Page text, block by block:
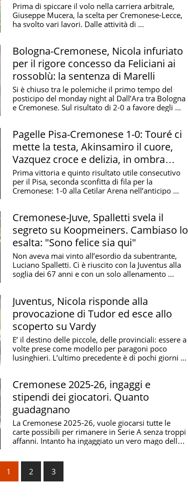
Prima di spiccare il volo nella carriera arbitrale,
Giuseppe Mucera, la scelta per Cremonese-Lecce,
ha svolto vari lavori. Dalle attività di ...
Bologna-Cremonese, Nicola infuriato
per il rigore concesso da Feliciani ai
rossoblù: la sentenza di Marelli
Si è chiuso tra le polemiche il primo tempo del
posticipo del monday night al Dall’Ara tra Bologna
e Cremonese. Sul risultato di 2-0 a favore degli ...
Pagelle Pisa-Cremonese 1-0: Touré ci
mette la testa, Akinsamiro il cuore,
Vazquez croce e delizia, in ombra
Vardy
Prima vittoria e quinto risultato utile consecutivo
per il Pisa, seconda sconfitta di fila per la
Cremonese: 1-0 alla Cetilar Arena nell’anticipo ...
Cremonese-Juve, Spalletti svela il
segreto su Koopmeiners. Cambiaso lo
esalta: "Sono felice sia qui"
Non aveva mai vinto all’esordio da subentrante,
Luciano Spalletti. Ci è riuscito con la Juventus alla
soglia dei 67 anni e con un solo allenamento ...
Juventus, Nicola risponde alla
provocazione di Tudor ed esce allo
scoperto su Vardy
E’ il destino delle piccole, delle provinciali: essere a
volte prese come modello per paragoni poco
lusinghieri. L’ultimo precedente è di pochi giorni ...
Cremonese 2025-26, ingaggi e
stipendi dei giocatori. Quanto
guadagnano
La Cremonese 2025-26, vuole giocarsi tutte le
carte possibili per rimanere in Serie A senza troppi
affanni. Intanto ha ingaggiato un vero mago della
1 2 3